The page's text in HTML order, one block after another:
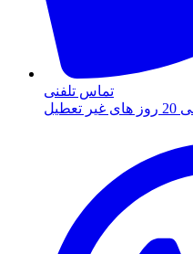
تماس تلفنی